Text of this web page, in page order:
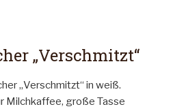
„Verschmitzt“
„Verschmitzt“ in weiß.
Milchkaffee, große Tasse